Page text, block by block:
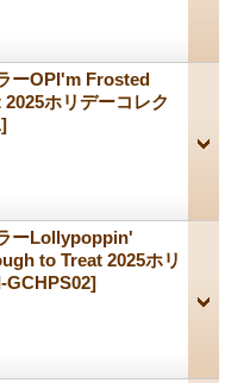
ーOPI'm Frosted
ホリデーコレク
ーLollypoppin'
to Treat 2025ホリ
GCHPS02]